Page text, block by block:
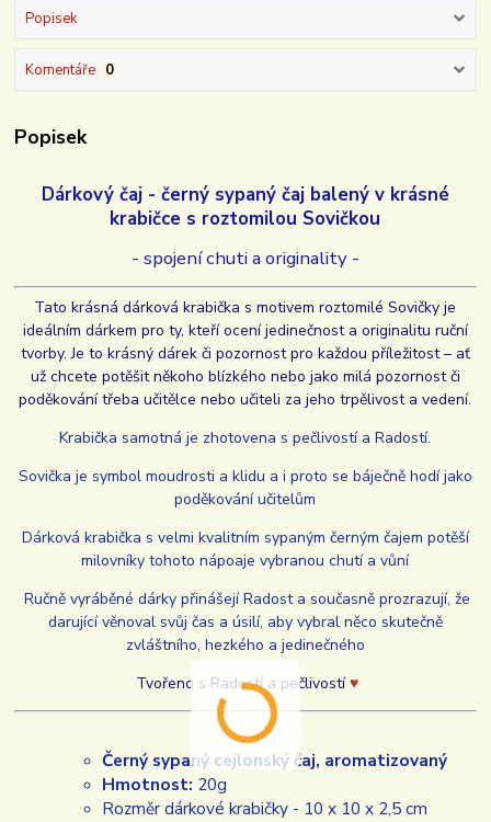
Popisek
Komentáře 0
Popisek
Dárkový čaj - černý sypaný čaj balený v krásné
krabičce s roztomilou Sovičkou
- spojení chuti a originality -
Tato krásná dárková krabička s motivem roztomilé Sovičky je
ideálním dárkem pro ty, kteří ocení jedinečnost a originalitu ruční
tvorby. Je to krásný dárek či pozornost pro každou příležitost – ať
už chcete potěšit někoho blízkého nebo jako milá pozornost či
poděkování třeba učitělce nebo učiteli za jeho trpělivost a vedení.
Krabička samotná je zhotovena s pečlivostí a Radostí.
Sovička je symbol moudrosti a klidu a i proto se báječně hodí jako
poděkování učitelům
Dárková krabička s velmi kvalitním sypaným černým čajem potěší
milovníky tohoto nápoaje vybranou chutí a vůní
Ručně vyráběné dárky přinášejí Radost a současně prozrazují, že
darující věnoval svůj čas a úsilí, aby vybral něco skutečně
zvláštního, hezkého a jedinečného
Tvořeno s Radostí a pečlivostí♥
Černý sypaný cejlonský čaj, aromatizovaný
Hmotnost: 20g
Rozměr dárkové krabičky - 10 x 10 x 2,5 cm